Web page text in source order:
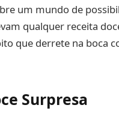
um mundo de
qualquer receita
que derrete na boca
Surpresa